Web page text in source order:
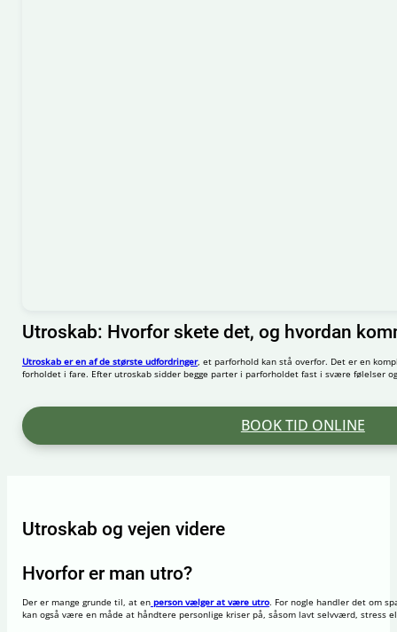
Utroskab: Hvorfor skete det, og hvordan
Utroskab er en af de største udfordringer, et parforhold kan stå overfor. Det er en
forholdet i fare. Efter utroskab sidder begge parter i parforholdet fast i svære følelser
BOOK TID ONLINE
Utroskab og vejen videre
Hvorfor er man utro?
Der er mange grunde til, at enperson vælger at være utro. For nogle handler det om
kan også være en måde at håndtere personlige kriser på, såsom lavt selvværd, stress